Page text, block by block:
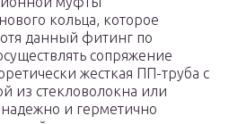
кольца, которое
данный фитинг по
сопряжение
жесткая ПП-труба с
из стекловолокна или
и герметично